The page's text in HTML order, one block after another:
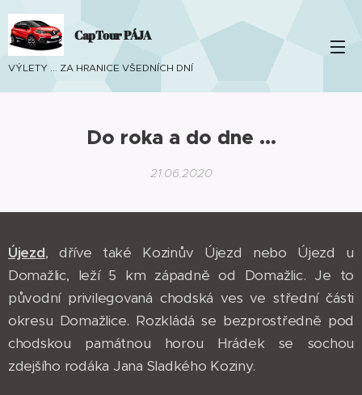
CapTour PÁJA
VÝLETY ... ZA HRANICE VŠEDNÍCH DNÍ
Do roka a do dne ...
21.06.2020
Újezd, dříve také Kozinův Újezd nebo Újezd u
Domažlic, leží 5 km západně od Domažlic. Je to
původní privilegovaná chodská ves ve střední části
okresu Domažlice. Rozkládá se bezprostředně pod
chodskou památnou horou Hrádek se sochou
zdejšího rodáka Jana Sladkého Koziny.